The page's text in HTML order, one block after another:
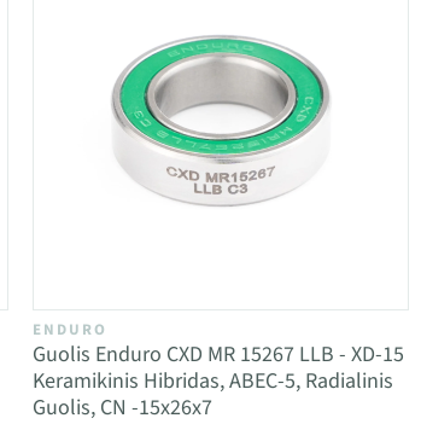
ENDURO
Guolis Enduro CXD MR 15267 LLB - XD-15
Keramikinis Hibridas, ABEC-5, Radialinis
Guolis, CN -15x26x7